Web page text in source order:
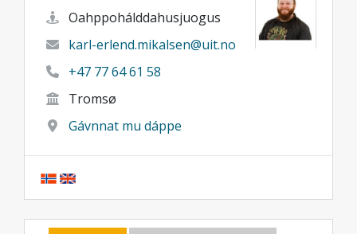
Oahppohálddahusjuogus
karl-erlend.mikalsen@uit.no
+47 77 64 61 58
Tromsø
Gávnnat mu dáppe